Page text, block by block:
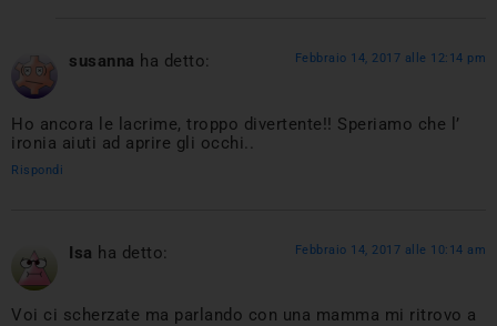
susanna ha detto: Febbraio 14, 2017 alle 12:14 pm
Ho ancora le lacrime, troppo divertente!! Speriamo che l’
ironia aiuti ad aprire gli occhi..
Rispondi
Isa ha detto: Febbraio 14, 2017 alle 10:14 am
Voi ci scherzate ma parlando con una mamma mi ritrovo a